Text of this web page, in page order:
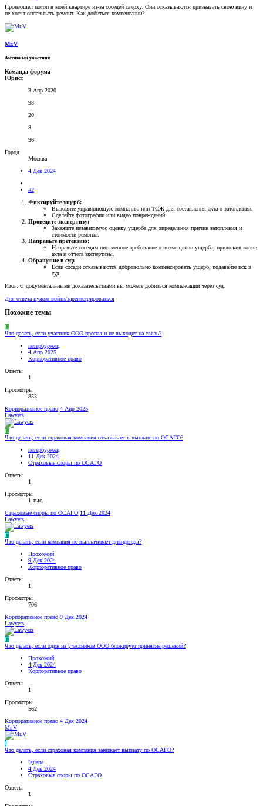
Произошел потоп в моей квартире из-за соседей сверху. Они отказываются признавать свою вину и
не хотят оплачивать ремонт. Как добиться компенсации?
Mr.V
Активный участник
Команда форума
Юрист
3 Апр 2020
98
20
8
96
Город
Москва
4 Дек 2024
#2
Фиксируйте ущерб:
Вызовите управляющую компанию или ТСЖ для составления акта о затоплении.
Сделайте фотографии или видео повреждений.
Проведите экспертизу:
Закажите независимую оценку ущерба для определения причин затопления и
стоимости ремонта.
Направьте претензию:
Направьте соседям письменное требование о возмещении ущерба, приложив копии
акта и отчета экспертизы.
Обращение в суд:
Если соседи отказываются добровольно компенсировать ущерб, подавайте иск в
суд.
Итог: С документальными доказательствами вы можете добиться компенсации через суд.
Для ответа нужно войти/зарегистрироваться
Похожие темы
П
Что делать, если участник ООО пропал и не выходит на связь?
петербуржец
4 Апр 2025
Корпоративное право
Ответы
1
Просмотры
853
Корпоративное право 4 Апр 2025
Lawyers
П
Что делать, если страховая компания отказывает в выплате по ОСАГО?
петербуржец
11 Дек 2024
Страховые споры по ОСАГО
Ответы
1
Просмотры
1 тыс.
Страховые споры по ОСАГО 11 Дек 2024
Lawyers
П
Что делать, если компания не выплачивает дивиденды?
Прохожий
9 Дек 2024
Корпоративное право
Ответы
1
Просмотры
706
Корпоративное право 9 Дек 2024
Lawyers
П
Что делать, если один из участников ООО блокирует принятие решений?
Прохожий
4 Дек 2024
Корпоративное право
Ответы
1
Просмотры
562
Корпоративное право 4 Дек 2024
Mr.V
I
Что делать, если страховая компания занижает выплату по ОСАГО?
Iguana
4 Дек 2024
Страховые споры по ОСАГО
Ответы
1